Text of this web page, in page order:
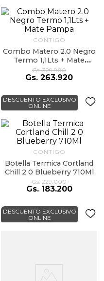
CONTIGO
Combo Matero 2.0 Negro
Termo 1,1Lts + Mate
Pampa
Gs. 329.900
Gs. 263.920
DESCUENTO EXCLUSIVO
ONLINE
CONTIGO
Botella Termica Cortland
Chill 2 0 Blueberry 710Ml
Gs. 229.000
Gs. 183.200
DESCUENTO EXCLUSIVO
ONLINE